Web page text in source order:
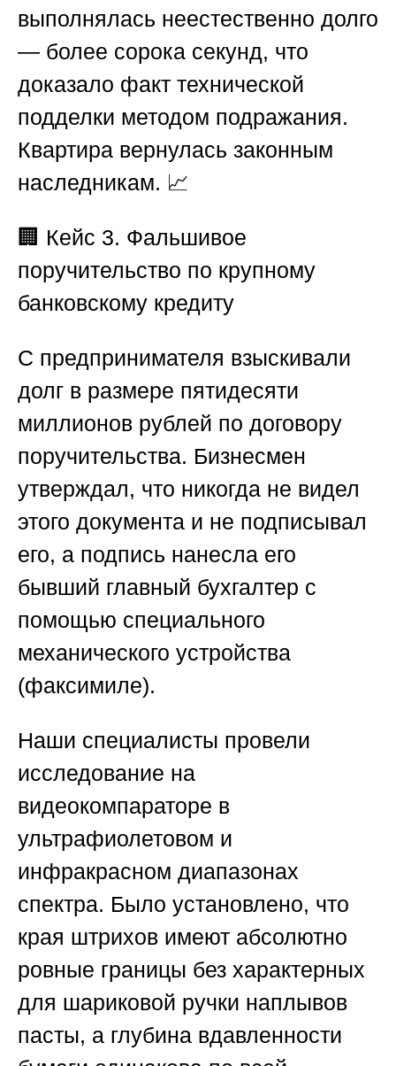
выполнялась неестественно долго
— более сорока секунд, что
доказало факт технической
подделки методом подражания.
Квартира вернулась законным
наследникам. 📈
🏢 Кейс 3. Фальшивое
поручительство по крупному
банковскому кредиту
С предпринимателя взыскивали
долг в размере пятидесяти
миллионов рублей по договору
поручительства. Бизнесмен
утверждал, что никогда не видел
этого документа и не подписывал
его, а подпись нанесла его
бывший главный бухгалтер с
помощью специального
механического устройства
(факсимиле).
Наши специалисты провели
исследование на
видеокомпараторе в
ультрафиолетовом и
инфракрасном диапазонах
спектра. Было установлено, что
края штрихов имеют абсолютно
ровные границы без характерных
для шариковой ручки наплывов
пасты, а глубина вдавленности